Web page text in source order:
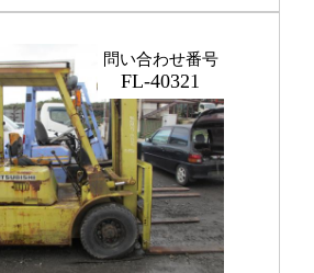
問い合わせ番号
FL-40321